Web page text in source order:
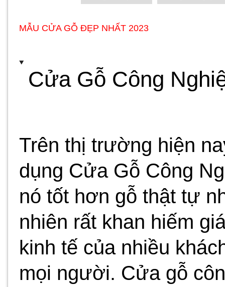
MẪU CỬA GỖ ĐẸP NHẤT 2023
Cửa Gỗ Công
Trên thị trường hiện
dụng Cửa Gỗ Công
nó tốt hơn gỗ thật tự
nhiên rất khan hiếm
kinh tế của nhiều
mọi người. Cửa gỗ